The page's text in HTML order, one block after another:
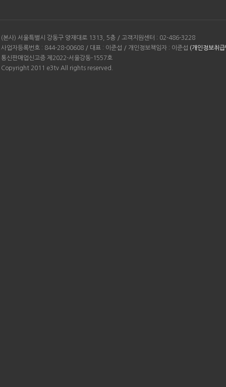
(본사) 서울특별시 강동구 양재대로 1313, 5층 / 고객지원센터 : 02-486-3228
사업자등록번호 : 844-28-00608 / 대표 : 이준섭 / 개인정보책임자 : 이준섭 (개인정보취
통신판매업신고증 제2022-서울강동-1557호
Copyright 2011 e3tv All rights reserved.